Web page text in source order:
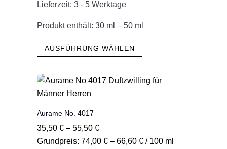
gewählt
werden
Lieferzeit:3 - 5 Werktage
Produkt enthält: 30 ml – 50 ml
AUSFÜHRUNG WÄHLEN
Dieses
mehrere
können
Aurame No. 4017
35,50€ –55,50€
Grundpreis:74,00€ –66,60€ / 100 ml